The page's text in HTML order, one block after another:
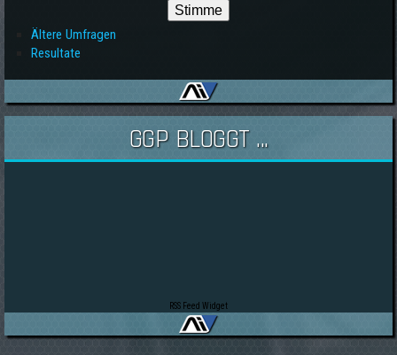
Ältere Umfragen
Resultate
GGP BLOGGT ...
RSS Feed Widget